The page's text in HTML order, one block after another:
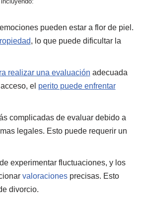
pueden estar a flor de piel.
, lo que puede dificultar la
realizar una evaluación adecuada
el perito puede enfrentar
complicadas de evaluar debido a
legales. Esto puede requerir un
experimentar fluctuaciones, y los
valoracionesprecisas. Esto
divorcio.